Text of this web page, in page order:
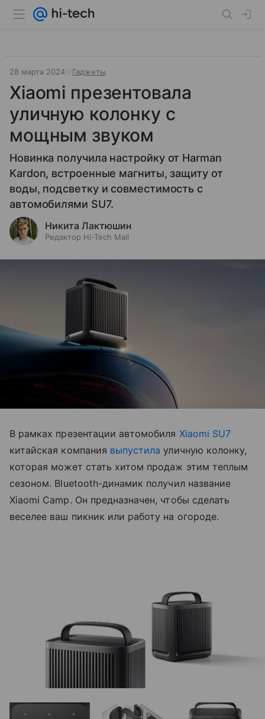
28 марта 2024 Гаджеты
Xiaomi презентовала
уличную колонку с
мощным звуком
Новинка получила настройку от Harman
Kardon, встроенные магниты, защиту от
воды, подсветку и совместимость с
автомобилями SU7.
Никита Лактюшин
Редактор Hi-Tech Mail
В рамках презентации автомобиля Xiaomi SU7
китайская компания выпустила уличную колонку,
которая может стать хитом продаж этим теплым
сезоном. Bluetooth-динамик получил название
Xiaomi Camp. Он предназначен, чтобы сделать
веселее ваш пикник или работу на огороде.